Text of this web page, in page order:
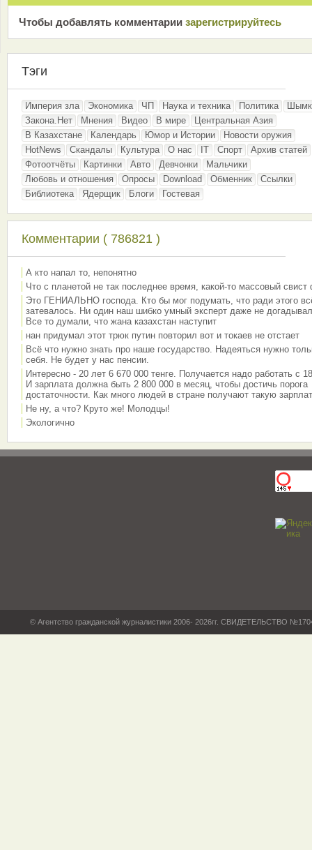
Чтобы добавлять комментарии зарeгиcтрирyйтeсь
Тэги
Империя зла Экономика ЧП Наука и техника Политика
Закона.Нет
Мнения Видео В мире
Центральная Азия
В Казахстане
Календарь Юмор и Истории
Новости оружия
HotNews
Скандалы Культура О нас IT Спорт
Архив статей
Фотоотчёты
Картинки Авто Девчонки
Мальчики
Любовь и отношения
Опросы Download Обменник
Ссылки
Библиотека
Ядерщик Блоги Гостевая
Комментарии ( 786821 )
А кто напал то, непонятно
Что с планетой не так последнее время, какой-то массовый свист
Это ГЕНИАЛЬНО господа. Кто бы мог подумать, что ради этого
затевалось. Ни один наш шибко умный эксперт даже не
Все то думали, что жана казахстан наступит
нан придумал этот трюк путин повторил вот и токаев не отстает
Всё что нужно знать про наше государство. Надеяться нужно
себя. Не будет у нас пенсии.
Интересно - 20 лет 6 670 000 тенге. Получается надо работать с
И зарплата должна быть 2 800 000 в месяц, чтобы достичь порога
достаточности. Как много людей в стране получают такую
Не ну, а что? Круто же! Молодцы!
Экологично
© Агентство гражданской журналистики 2006- 2026гг. СВИДЕТЕЛЬСТВО